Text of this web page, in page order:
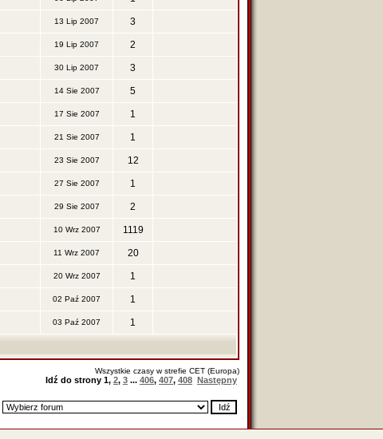
13 Lip 2007 3
19 Lip 2007 2
30 Lip 2007 3
14 Sie 2007 5
17 Sie 2007 1
21 Sie 2007 1
23 Sie 2007 12
27 Sie 2007 1
29 Sie 2007 2
10 Wrz 2007 1119
11 Wrz 2007 20
20 Wrz 2007 1
02 Paź 2007 1
03 Paź 2007 1
Wszystkie czasy w strefie CET (Europa)
Idź do strony 1, 2, 3 ... 406, 407, 408 Następny